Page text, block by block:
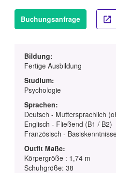
Buchungsanfrage
Bildung:
Fertige Ausbildung
Studium:
Psychologie
Sprachen:
Deutsch - Muttersprachlich
Englisch - Fließend (B1 / B2)
Französisch -
Outfit Maße:
Körpergröße : 1,74 m
Schuhgröße: 38